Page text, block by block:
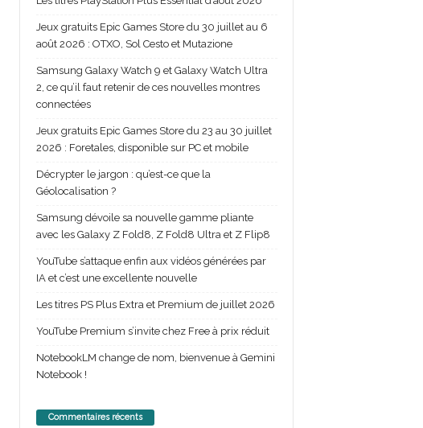
Jeux gratuits Epic Games Store du 30 juillet au 6
août 2026 : OTXO, Sol Cesto et Mutazione
Samsung Galaxy Watch 9 et Galaxy Watch Ultra
2, ce qu’il faut retenir de ces nouvelles montres
connectées
Jeux gratuits Epic Games Store du 23 au 30 juillet
2026 : Foretales, disponible sur PC et mobile
Décrypter le jargon : qu’est-ce que la
Géolocalisation ?
Samsung dévoile sa nouvelle gamme pliante
avec les Galaxy Z Fold8, Z Fold8 Ultra et Z Flip8
YouTube s’attaque enfin aux vidéos générées par
IA et c’est une excellente nouvelle
Les titres PS Plus Extra et Premium de juillet 2026
YouTube Premium s’invite chez Free à prix réduit
NotebookLM change de nom, bienvenue à Gemini
Notebook !
Commentaires récents